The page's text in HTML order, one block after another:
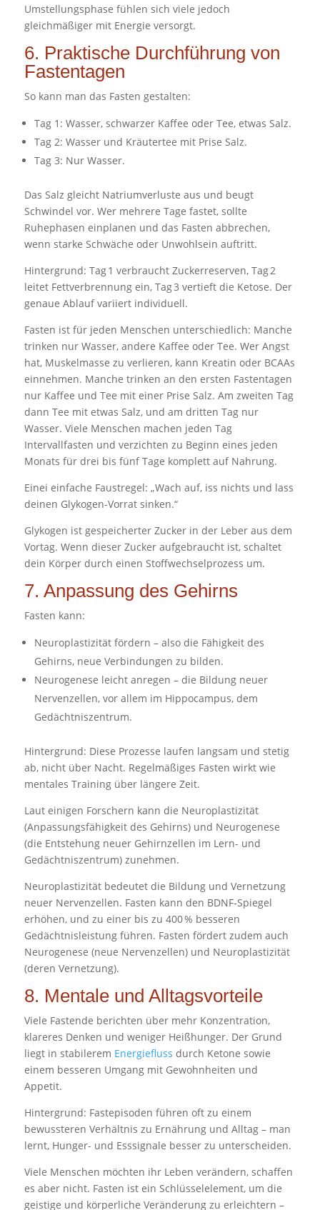
Umstellungsphase fühlen sich viele jedoch
gleichmäßiger mit Energie versorgt.
6. Praktische Durchführung von
Fastentagen
So kann man das Fasten gestalten:
Tag 1: Wasser, schwarzer Kaffee oder Tee, etwas Salz.
Tag 2: Wasser und Kräutertee mit Prise Salz.
Tag 3: Nur Wasser.
Das Salz gleicht Natriumverluste aus und beugt
Schwindel vor. Wer mehrere Tage fastet, sollte
Ruhephasen einplanen und das Fasten abbrechen,
wenn starke Schwäche oder Unwohlsein auftritt.
Hintergrund: Tag 1 verbraucht Zuckerreserven, Tag 2
leitet Fettverbrennung ein, Tag 3 vertieft die Ketose. Der
genaue Ablauf variiert individuell.
Fasten ist für jeden Menschen unterschiedlich: Manche
trinken nur Wasser, andere Kaffee oder Tee. Wer Angst
hat, Muskelmasse zu verlieren, kann Kreatin oder BCAAs
einnehmen. Manche trinken an den ersten Fastentagen
nur Kaffee und Tee mit einer Prise Salz. Am zweiten Tag
dann Tee mit etwas Salz, und am dritten Tag nur
Wasser. Viele Menschen machen jeden Tag
Intervallfasten und verzichten zu Beginn eines jeden
Monats für drei bis fünf Tage komplett auf Nahrung.
Einei einfache Faustregel: „Wach auf, iss nichts und lass
deinen Glykogen-Vorrat sinken.“
Glykogen ist gespeicherter Zucker in der Leber aus dem
Vortag. Wenn dieser Zucker aufgebraucht ist, schaltet
dein Körper durch einen Stoffwechselprozess um.
7. Anpassung des Gehirns
Fasten kann:
Neuroplastizität fördern – also die Fähigkeit des
Gehirns, neue Verbindungen zu bilden.
Neurogenese leicht anregen – die Bildung neuer
Nervenzellen, vor allem im Hippocampus, dem
Gedächtniszentrum.
Hintergrund: Diese Prozesse laufen langsam und stetig
ab, nicht über Nacht. Regelmäßiges Fasten wirkt wie
mentales Training über längere Zeit.
Laut einigen Forschern kann die Neuroplastizität
(Anpassungsfähigkeit des Gehirns) und Neurogenese
(die Entstehung neuer Gehirnzellen im Lern- und
Gedächtniszentrum) zunehmen.
Neuroplastizität bedeutet die Bildung und Vernetzung
neuer Nervenzellen. Fasten kann den BDNF‑Spiegel
erhöhen, und zu einer bis zu 400 % besseren
Gedächtnisleistung führen. Fasten fördert zudem auch
Neurogenese (neue Nervenzellen) und Neuroplastizität
(deren Vernetzung).
8. Mentale und Alltagsvorteile
Viele Fastende berichten über mehr Konzentration,
klareres Denken und weniger Heißhunger. Der Grund
liegt in stabilerem Energiefluss durch Ketone sowie
einem besseren Umgang mit Gewohnheiten und
Appetit.
Hintergrund: Fastepisoden führen oft zu einem
bewussteren Verhältnis zu Ernährung und Alltag – man
lernt, Hunger- und Esssignale besser zu unterscheiden.
Viele Menschen möchten ihr Leben verändern, schaffen
es aber nicht. Fasten ist ein Schlüsselelement, um die
geistige und körperliche Veränderung zu erleichtern –